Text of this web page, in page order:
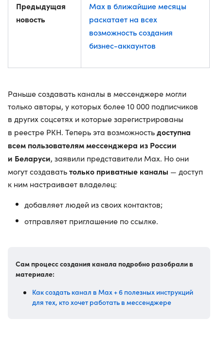
Предыдущая
новость
Max в ближайшие месяцы
раскатает на всех
возможность создания
бизнес-аккаунтов
Раньше создавать каналы в мессенджере могли
только авторы, у которых более 10 000 подписчиков
в других соцсетях и которые зарегистрированы
в реестре РКН. Теперь эта возможностьдоступна
всем пользователям мессенджера из России
и Беларуси, заявили представители Max. Но они
могут создаватьтолько приватные каналы — доступ
к ним настраивает владелец:
добавляет людей из своих контактов;
отправляет приглашение по ссылке.
Сам процесс создания канала подробно разобрали в
материале:
Как создать канал в Max + 6 полезных инструкций
для тех, кто хочет работать в мессенджере